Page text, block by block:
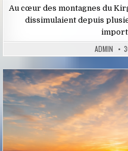
Au cœur des montagnes du
dissimulaient depuis
ADMIN
Posted
in